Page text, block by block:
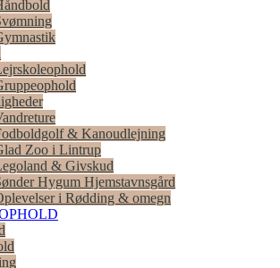
& Kanoudlejning
Zoo i Lintrup
& Givskud
Hygum Hjemstavnsgård
i Rødding & omegn